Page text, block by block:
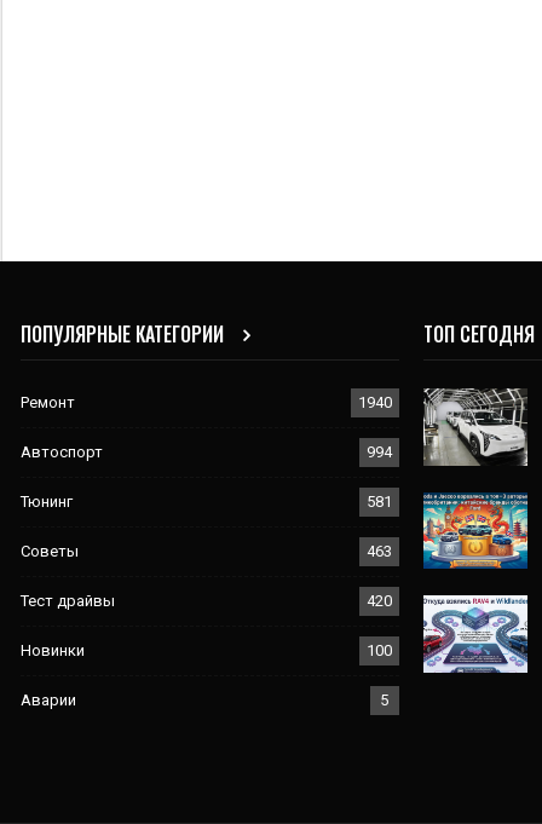
ПОПУЛЯРНЫЕ КАТЕГОРИИ
Ремонт 1940
Автоспорт 994
Тюнинг 581
Советы 463
Тест драйвы 420
Новинки 100
Аварии 5
ТОП СЕГОДНЯ